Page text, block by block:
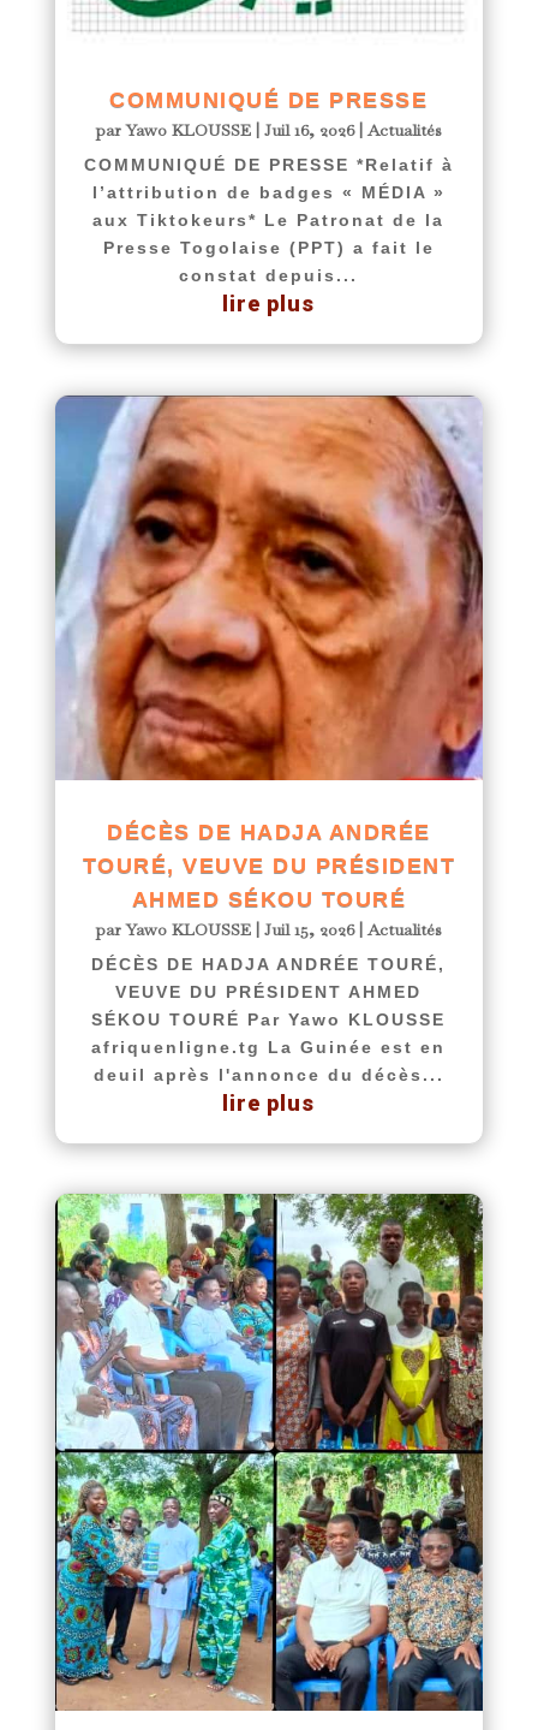
COMMUNIQUÉ DE PRESSE
parYawo KLOUSSE |Juil 16, 2026|Actualités
COMMUNIQUÉ DE PRESSE *Relatif à
l’attribution de badges « MÉDIA »
aux Tiktokeurs* Le Patronat de la
Presse Togolaise (PPT) a fait le
constat depuis...
lire plus
DÉCÈS DE HADJA ANDRÉE
TOURÉ, VEUVE DU PRÉSIDENT
AHMED SÉKOU TOURÉ
parYawo KLOUSSE |Juil 15, 2026|Actualités
DÉCÈS DE HADJA ANDRÉE TOURÉ,
VEUVE DU PRÉSIDENT AHMED
SÉKOU TOURÉ Par Yawo KLOUSSE
afriquenligne.tg La Guinée est en
deuil après l'annonce du décès...
lire plus